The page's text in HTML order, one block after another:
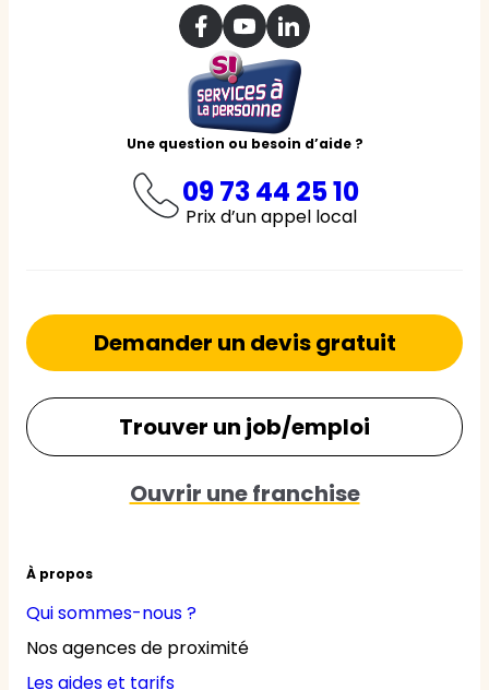
Une question ou besoin d’aide ?
09 73 44 25 10
Prix d’un appel local
À propos
Qui sommes-nous ?
Nos agences de proximité
Les aides et tarifs
Demander un devis gratuit
Trouver un job/emploi
Ouvrir une franchise